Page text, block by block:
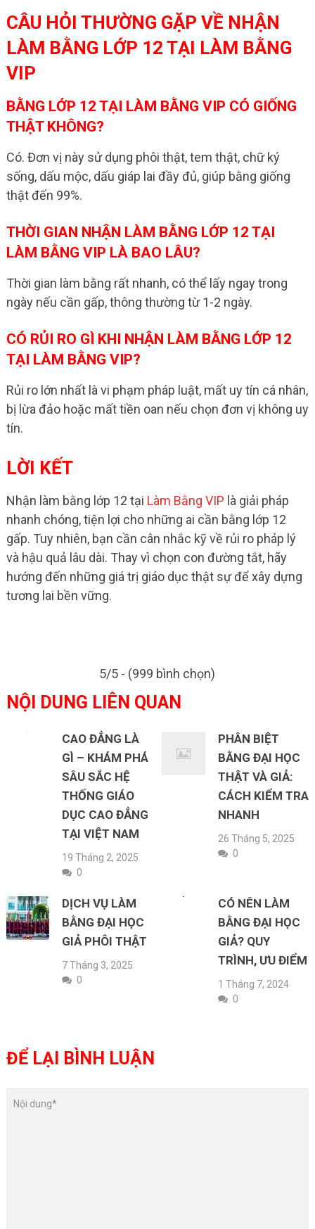
CÂU HỎI THƯỜNG GẶP VỀ NHẬN
LÀM BẰNG LỚP 12 TẠI LÀM BẰNG
VIP
BẰNG LỚP 12 TẠI LÀM BẰNG VIP CÓ GIỐNG
THẬT KHÔNG?
Có. Đơn vị này sử dụng phôi thật, tem thật, chữ ký
sống, dấu mộc, dấu giáp lai đầy đủ, giúp bằng giống
thật đến 99%.
THỜI GIAN NHẬN LÀM BẰNG LỚP 12 TẠI
LÀM BẰNG VIP LÀ BAO LÂU?
Thời gian làm bằng rất nhanh, có thể lấy ngay trong
ngày nếu cần gấp, thông thường từ 1-2 ngày.
CÓ RỦI RO GÌ KHI NHẬN LÀM BẰNG LỚP 12
TẠI LÀM BẰNG VIP?
Rủi ro lớn nhất là vi phạm pháp luật, mất uy tín cá nhân,
bị lừa đảo hoặc mất tiền oan nếu chọn đơn vị không uy
tín.
LỜI KẾT
Nhận làm bằng lớp 12 tại Làm Bằng VIP là giải pháp
nhanh chóng, tiện lợi cho những ai cần bằng lớp 12
gấp. Tuy nhiên, bạn cần cân nhắc kỹ về rủi ro pháp lý
và hậu quả lâu dài. Thay vì chọn con đường tắt, hãy
hướng đến những giá trị giáo dục thật sự để xây dựng
tương lai bền vững.
5/5 - (999 bình chọn)
NỘI DUNG LIÊN QUAN
CAO ĐẲNG LÀ
GÌ – KHÁM PHÁ
SÂU SẮC HỆ
THỐNG GIÁO
DỤC CAO ĐẲNG
TẠI VIỆT NAM
19 Tháng 2, 2025
0
PHÂN BIỆT
BẰNG ĐẠI HỌC
THẬT VÀ GIẢ:
CÁCH KIỂM TRA
NHANH
26 Tháng 5, 2025
0
DỊCH VỤ LÀM
BẰNG ĐẠI HỌC
GIẢ PHÔI THẬT
7 Tháng 3, 2025
0
CÓ NÊN LÀM
BẰNG ĐẠI HỌC
GIẢ? QUY
TRÌNH, ƯU ĐIỂM
1 Tháng 7, 2024
0
ĐỂ LẠI BÌNH LUẬN